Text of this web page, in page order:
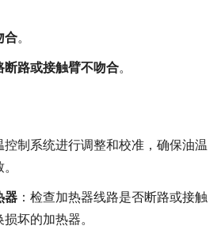
合。
断路或接触臂不吻合。
控制系统进行调整和校准，确保油温
器 ：检查加热器线路是否断路或接触
坏的加热器。